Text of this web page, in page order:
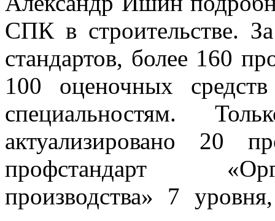
СПК в строительстве.
стандартов, более 160
100 оценочных
специальностям.
актуализировано 20
профстандарт
производства» 7